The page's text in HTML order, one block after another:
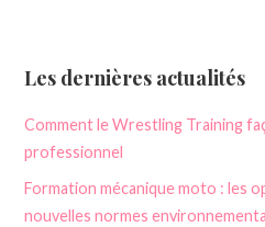
Les dernières actualités
Comment le Wrestling Training
professionnel
Formation mécanique moto : les
nouvelles normes